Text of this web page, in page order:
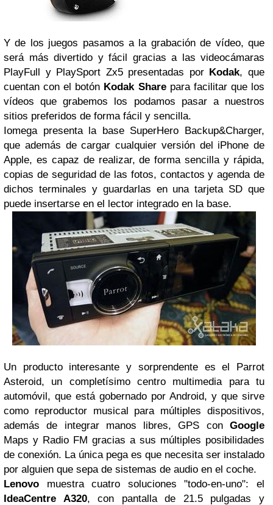
Y de los juegos pasamos a la grabación de vídeo, que
será más divertido y fácil gracias a las videocámaras
PlayFull y PlaySport Zx5 presentadas por Kodak, que
cuentan con el botón KodakSharepara facilitar que los
vídeos que grabemos los podamos pasar a nuestros
sitios preferidos de forma fácil y sencilla.
Iomega presenta la base SuperHero Backup&Charger,
que además de cargar cualquier versión del iPhone de
Apple, es capaz de realizar, de forma sencilla y rápida,
copias de seguridad de las fotos, contactos y agenda de
dichos terminales y guardarlas en una tarjeta SD que
puede insertarse en el lector integrado en la base.
Un producto interesante y sorprendente es el Parrot
Asteroid, un completísimo centro multimedia para tu
automóvil, que está gobernado por Android, y que sirve
como reproductor musical para múltiples dispositivos,
además de integrar manos libres,GPS conGoogle
Maps y Radio FM gracias a sus múltiples posibilidades
de conexión. La única pega es que necesita ser instalado
por alguien que sepa de sistemas de audio en el coche.
Lenovo muestra cuatro soluciones "todo-en-uno": el
IdeaCentre A320, con pantalla de 21.5 pulgadas y